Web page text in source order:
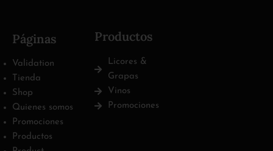
Páginas
Validation
Tienda
Shop
Quienes somos
Promociones
Productos
Productos
Licores &
Grapas
Vinos
Promociones